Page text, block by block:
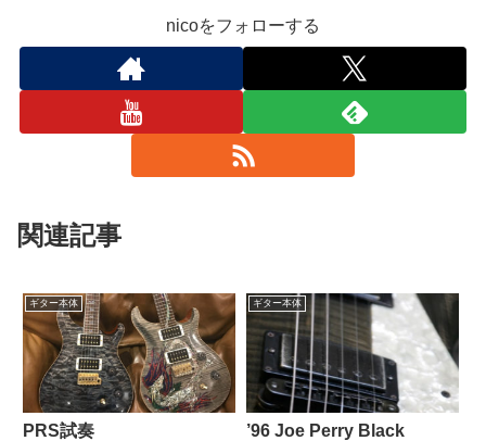
nicoをフォローする
関連記事
ギター本体
PRS試奏
ギター本体
’96 Joe Perry Black